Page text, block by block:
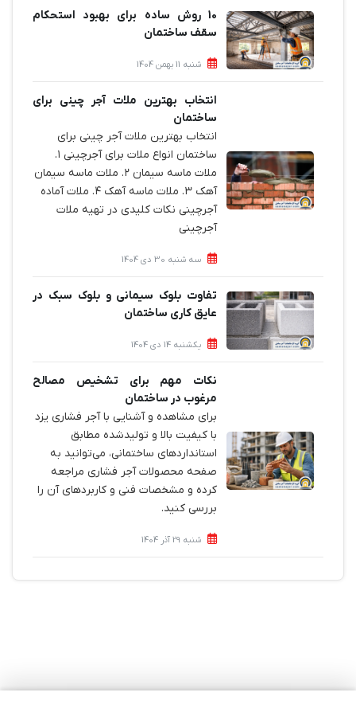
10 روش ساده برای بهبود استحکام
سقف ساختمان
شنبه 11 بهمن 1404
انتخاب بهترین ملات آجر چینی برای
ساختمان‌
انتخاب بهترین ملات آجر چینی برای
ساختمان‌ انواع ملات برای آجرچینی ۱.
ملات ماسه سیمان ۲. ملات ماسه سیمان
آهک ۳. ملات ماسه آهک ۴. ملات آماده
آجرچینی نکات کلیدی در تهیه ملات
آجرچینی
سه شنبه 30 دی 1404
تفاوت بلوک سیمانی و بلوک سبک در
عایق کاری ساختمان
یکشنبه 14 دی 1404
نکات مهم برای تشخیص مصالح
مرغوب در ساختمان
برای مشاهده و آشنایی با آجر فشاری یزد
با کیفیت بالا و تولیدشده مطابق
استانداردهای ساختمانی، می‌توانید به
صفحه محصولات آجر فشاری مراجعه
کرده و مشخصات فنی و کاربردهای آن را
بررسی کنید.
شنبه 29 آذر 1404